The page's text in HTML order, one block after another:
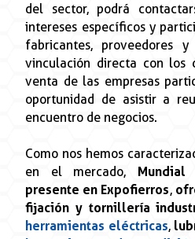
del sector, podrá
intereses específicos y
fabricantes, proveedores y
vinculación directa con los
venta de las empresas
oportunidad de asistir a
encuentro de negocios.
Como nos hemos
en el mercado,
presente en Expofierros,
fijación y tornillería
herramientas eléctricas,